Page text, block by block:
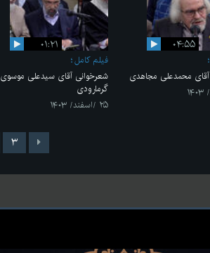
۰۴:۵۵
محمدعلی مجاهدی
۰۱:۲۱
فیلم کامل
شعرخوانی آقای سیدعلی موسوی
گرمارودی
۲۵ /اسفند/ ۱۴۰۳
۳